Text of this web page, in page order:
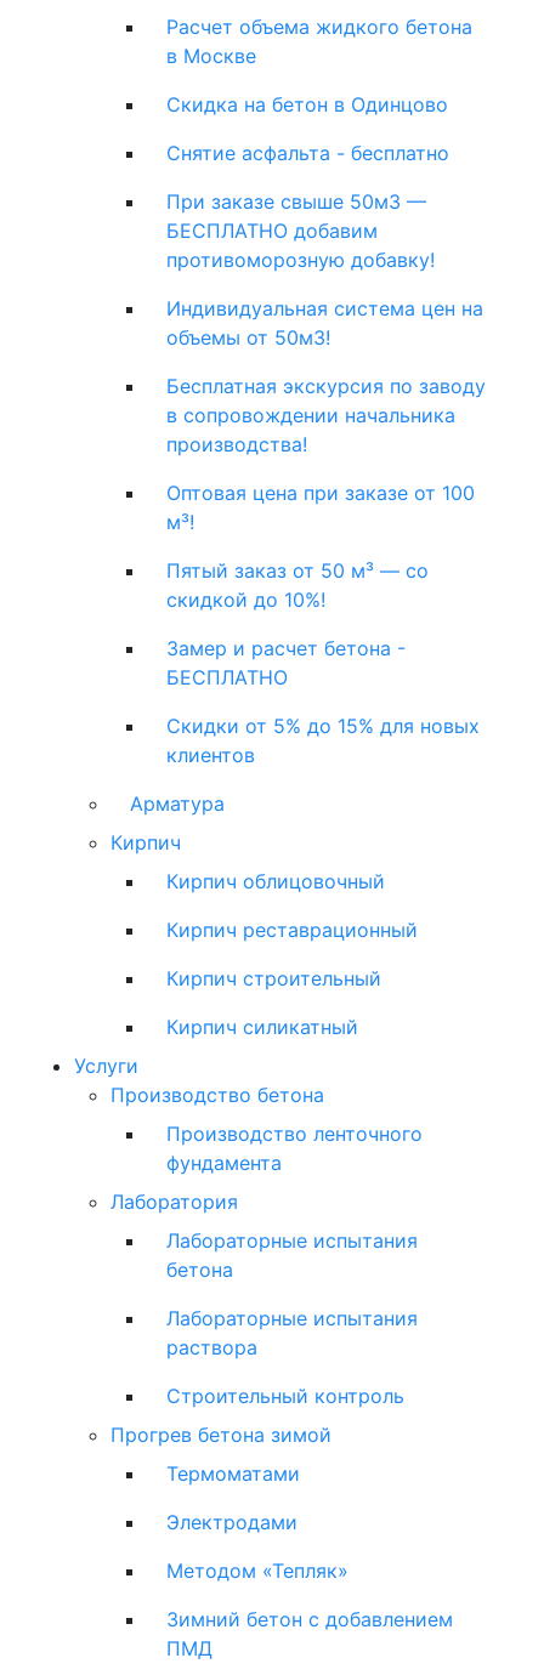
Расчет объема жидкого бетона
в Москве
Скидка на бетон в Одинцово
Снятие асфальта - бесплатно
При заказе свыше 50м3 —
БЕСПЛАТНО добавим
противоморозную добавку!
Индивидуальная система цен на
объемы от 50м3!
Бесплатная экскурсия по заводу
в сопровождении начальника
производства!
Оптовая цена при заказе от 100
м³!
Пятый заказ от 50 м³ — со
скидкой до 10%!
Замер и расчет бетона -
БЕСПЛАТНО
Скидки от 5% до 15% для новых
клиентов
Арматура
Кирпич
Кирпич облицовочный
Кирпич реставрационный
Кирпич строительный
Кирпич силикатный
Услуги
Производство бетона
Производство ленточного
фундамента
Лаборатория
Лабораторные испытания
бетона
Лабораторные испытания
раствора
Строительный контроль
Прогрев бетона зимой
Термоматами
Электродами
Методом «Тепляк»
Зимний бетон с добавлением
ПМД